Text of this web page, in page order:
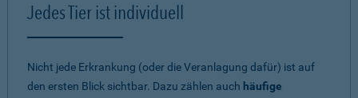
Jedes Tier ist individuell
Nicht jede Erkrankung (oder die Veranlagung dafür) ist auf
den ersten Blick sichtbar. Dazu zählen auch häufige